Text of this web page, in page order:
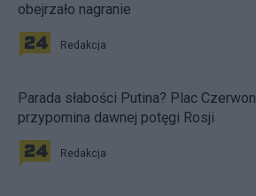
obejrzało nagranie
Redakcja
Parada słabości Putina? Plac
przypomina dawnej potęgi Rosji
Redakcja